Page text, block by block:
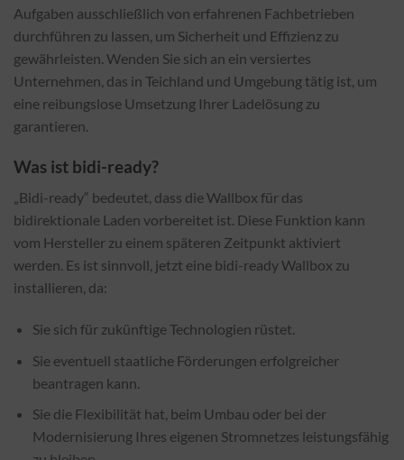
Aufgaben ausschließlich von erfahrenen Fachbetrieben
durchführen zu lassen, um Sicherheit und Effizienz zu
gewährleisten. Wenden Sie sich an ein versiertes
Unternehmen, das in Teichland und Umgebung tätig ist, um
eine reibungslose Umsetzung Ihrer Ladelösung zu
garantieren.
Was ist bidi-ready?
„Bidi-ready“ bedeutet, dass die Wallbox für das
bidirektionale Laden vorbereitet ist. Diese Funktion kann
vom Hersteller zu einem späteren Zeitpunkt aktiviert
werden. Es ist sinnvoll, jetzt eine bidi-ready Wallbox zu
installieren, da:
Sie sich für zukünftige Technologien rüstet.
Sie eventuell staatliche Förderungen erfolgreicher
beantragen kann.
Sie die Flexibilität hat, beim Umbau oder bei der
Modernisierung Ihres eigenen Stromnetzes leistungsfähig